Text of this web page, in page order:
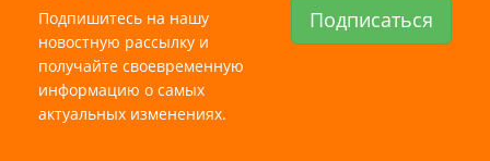
Подпишитесь на нашу
новостную рассылку и
получайте своевременную
информацию о самых
актуальных изменениях.
Подписаться